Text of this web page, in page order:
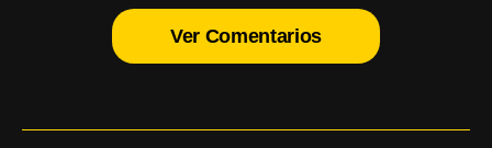
Ver Comentarios